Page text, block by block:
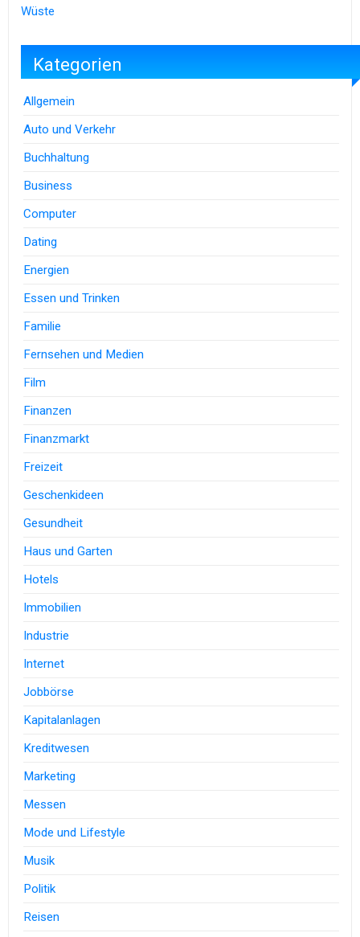
Wüste
Kategorien
Allgemein
Auto und Verkehr
Buchhaltung
Business
Computer
Dating
Energien
Essen und Trinken
Familie
Fernsehen und Medien
Film
Finanzen
Finanzmarkt
Freizeit
Geschenkideen
Gesundheit
Haus und Garten
Hotels
Immobilien
Industrie
Internet
Jobbörse
Kapitalanlagen
Kreditwesen
Marketing
Messen
Mode und Lifestyle
Musik
Politik
Reisen